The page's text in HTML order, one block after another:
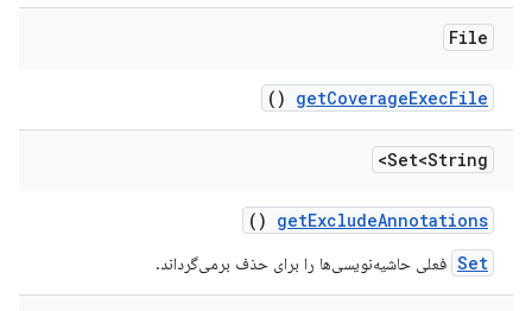
File
getCoverageExecFile
()
Set<String>
getExcludeAnnotations
()
Set فعلی حاشیه‌نویسی‌ها را برای حذف برمی‌گرداند.